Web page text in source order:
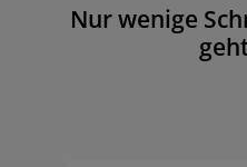
Nur wenige